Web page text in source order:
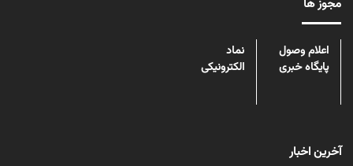
مجوز ها
اعلام وصول
پایگاه خبری
نماد
الکترونیکی
آخرین اخبار